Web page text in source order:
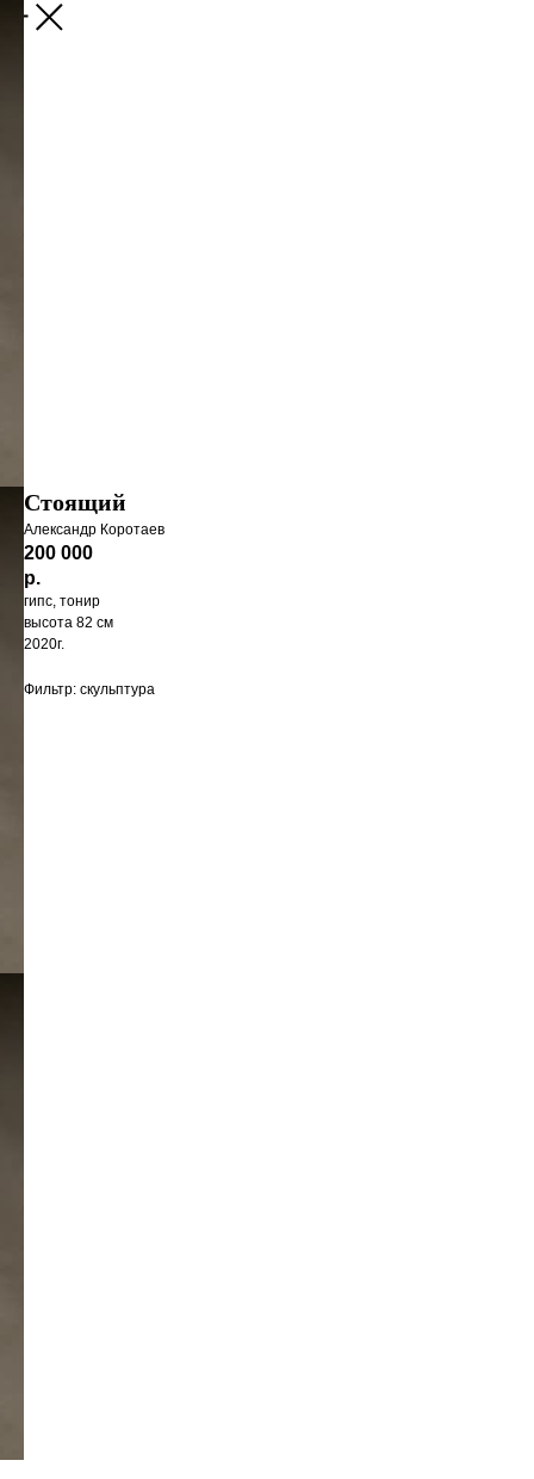
Стоящий
Александр Коротаев
200 000
р.
гипс, тонир
высота 82 см
2020г.
Фильтр: скульптура